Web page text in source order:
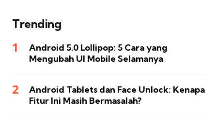
Trending
Android 5.0 Lollipop: 5 Cara yang
Mengubah UI Mobile Selamanya
Android Tablets dan Face Unlock: Kenapa
Fitur Ini Masih Bermasalah?